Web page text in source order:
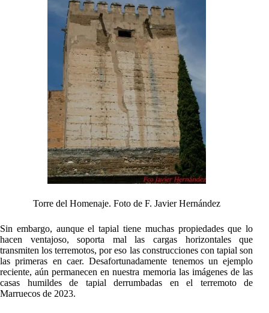
Torre del Homenaje. Foto de F. Javier Hernández
Sin embargo, aunque el tapial tiene muchas propiedades que lo
hacen ventajoso, soporta mal las cargas horizontales que
transmiten los terremotos, por eso las construcciones con tapial son
las primeras en caer. Desafortunadamente tenemos un ejemplo
reciente, aún permanecen en nuestra memoria las imágenes de las
casas humildes de tapial derrumbadas en el terremoto de
Marruecos de 2023.